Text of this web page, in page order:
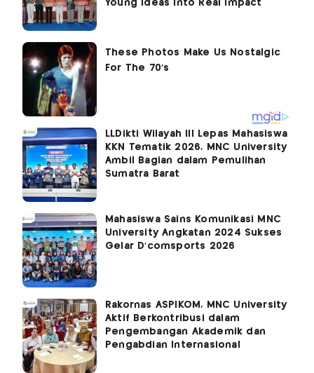
Young Ideas Into Real Impact
LLDikti Wilayah III Lepas Mahasiswa
KKN Tematik 2026, MNC University
Ambil Bagian dalam Pemulihan
Sumatra Barat
Mahasiswa Sains Komunikasi MNC
University Angkatan 2024 Sukses
Gelar D'comsports 2026
Rakornas ASPIKOM, MNC University
Aktif Berkontribusi dalam
Pengembangan Akademik dan
Pengabdian Internasional